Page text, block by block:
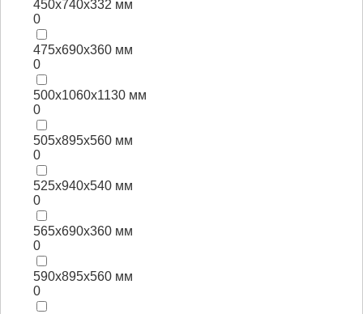
450х740х332 мм
0
475х690х360 мм
0
500х1060х1130 мм
0
505х895х560 мм
0
525х940х540 мм
0
565х690х360 мм
0
590х895х560 мм
0